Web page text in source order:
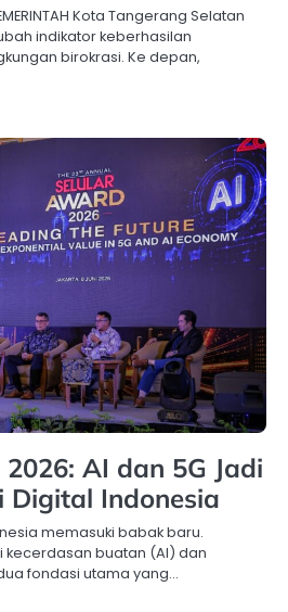
Kota Tangerang Selatan
indikator keberhasilan
birokrasi. Ke depan,
AI dan 5G Jadi
Digital Indonesia
memasuki babak baru.
buatan (AI) dan
fondasi utama yang…